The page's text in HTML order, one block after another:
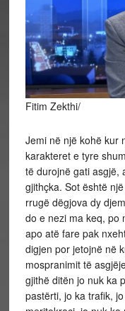
Fitim Zekthi/
Jemi në një kohë kur
karakteret e tyre
të durojnë gati asgjë,
gjithçka. Sot është
rrugë dëgjova dy
do e nezi ma keq, po
apo atë fare pak
digjen por jetojnë në
mospranimit të
gjithë ditën jo nuk ka
pastërti, jo ka trafik,